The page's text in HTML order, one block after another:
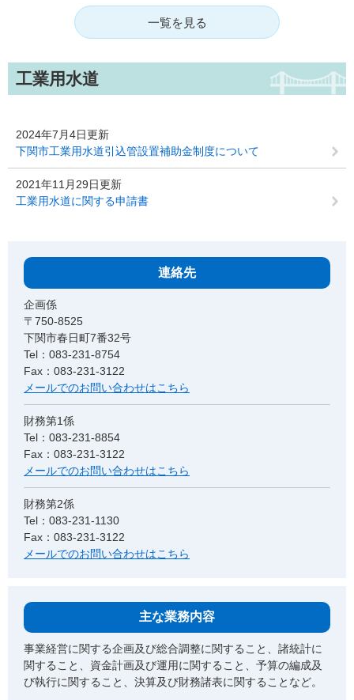
一覧を見る
工業用水道
2024年7月4日更新
下関市工業用水道引込管設置補助金制度について
2021年11月29日更新
工業用水道に関する申請書
連絡先
企画係
〒750-8525
下関市春日町7番32号
Tel：083-231-8754
Fax：083-231-3122
メールでのお問い合わせはこちら
財務第1係
Tel：083-231-8854
Fax：083-231-3122
メールでのお問い合わせはこちら
財務第2係
Tel：083-231-1130
Fax：083-231-3122
メールでのお問い合わせはこちら
主な業務内容
事業経営に関する企画及び総合調整に関すること、諸統計に
関すること、資金計画及び運用に関すること、予算の編成及
び執行に関すること、決算及び財務諸表に関することなど。